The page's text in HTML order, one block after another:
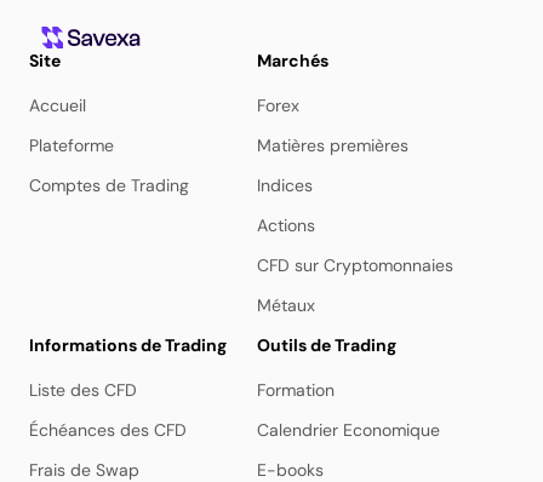
Site
Accueil
Plateforme
Comptes de Trading
Marchés
Forex
Matières premières
Indices
Actions
CFD sur Cryptomonnaies
Métaux
Informations de Trading
Liste des CFD
Échéances des CFD
Frais de Swap
Outils de Trading
Formation
Calendrier Economique
E-books